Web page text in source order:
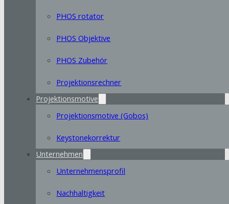
PHOS rotator
PHOS Objektive
PHOS Zubehör
Projektionsrechner
Projektionsmotive
Projektionsmotive (Gobos)
Keystonekorrektur
Unternehmen
Unternehmensprofil
Nachhaltigkeit